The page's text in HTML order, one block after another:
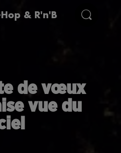
& R'n'B
de vœux
vue du